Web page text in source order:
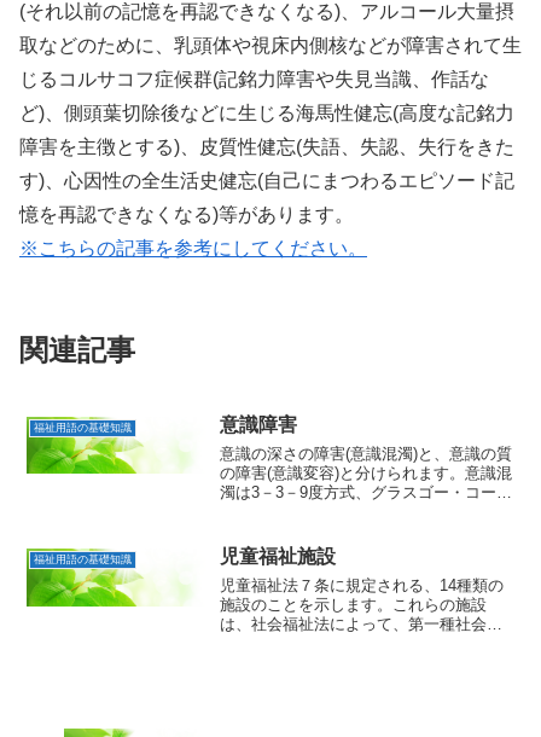
(それ以前の記憶を再認できなくなる)、アルコール大量摂
取などのために、乳頭体や視床内側核などが障害されて生
じるコルサコフ症候群(記銘力障害や失見当識、作話な
ど)、側頭葉切除後などに生じる海馬性健忘(高度な記銘力
障害を主徴とする)、皮質性健忘(失語、失認、失行をきた
す)、心因性の全生活史健忘(自己にまつわるエピソード記
憶を再認できなくなる)等があります。
※こちらの記事を参考にしてください。
関連記事
福祉用語の基礎知識 意識障害
意識の深さの障害(意識混濁)と、意識の質
の障害(意識変容)と分けられます。意識混
濁は3－3－9度方式、グラスゴー・コー
激に対する覚醒度からⅠ.覚醒している。
Ⅱ.刺激...
福祉用語の基礎知識 児童福祉施設
児童福祉法７条に規定される、14種類の
施設のことを示します。これらの施設
は、社会福祉法によって、第一種社会福